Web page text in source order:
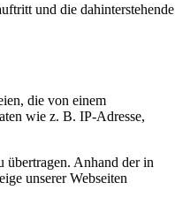
und die dahinterstehende
die von einem
wie z. B. IP-Adresse,
übertragen. Anhand der in
unserer Webseiten